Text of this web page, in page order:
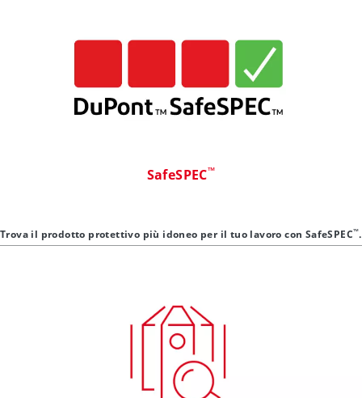
SafeSPEC™
Trova il prodotto protettivo più idoneo per il tuo lavoro con SafeSPEC™.